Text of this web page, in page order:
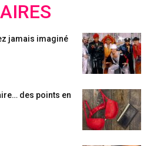
jamais imaginé
des points en